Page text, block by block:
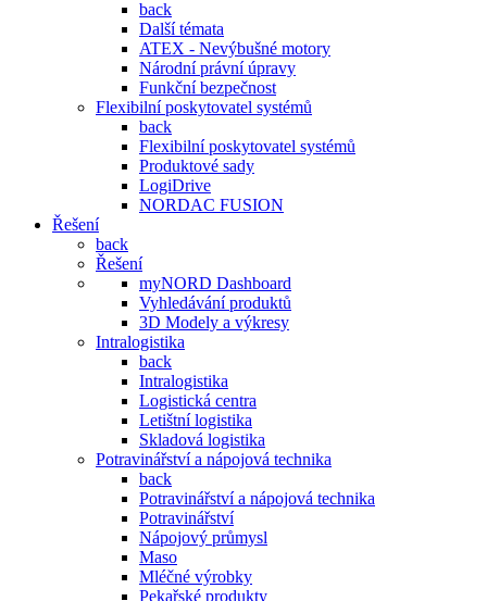
back
Další témata
ATEX - Nevýbušné motory
Národní právní úpravy
Funkční bezpečnost
Flexibilní poskytovatel systémů
back
Flexibilní poskytovatel systémů
Produktové sady
LogiDrive
NORDAC FUSION
Řešení
back
Řešení
myNORD Dashboard
Vyhledávání produktů
3D Modely a výkresy
Intralogistika
back
Intralogistika
Logistická centra
Letištní logistika
Skladová logistika
Potravinářství a nápojová technika
back
Potravinářství a nápojová technika
Potravinářství
Nápojový průmysl
Maso
Mléčné výrobky
Pekařské produkty